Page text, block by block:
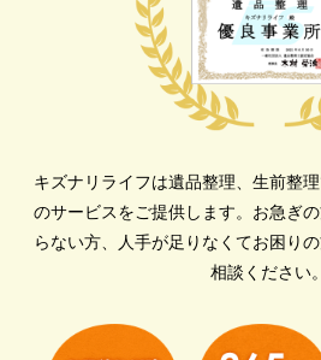
キズナリライフは遺品整理、生前整
のサービスをご提供します。 お急ぎ
らない方、人手が足りなくてお困り
相談ください。